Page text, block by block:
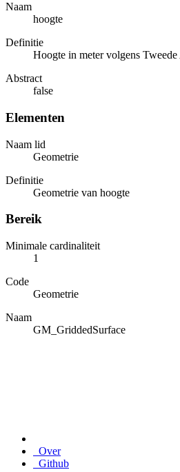
Naam
hoogte
Definitie
Hoogte in meter volgens
Abstract
false
Elementen
Naam lid
Geometrie
Definitie
Geometrie van hoogte
Bereik
Minimale cardinaliteit
1
Code
Geometrie
Naam
GM_GriddedSurface
Over
Github